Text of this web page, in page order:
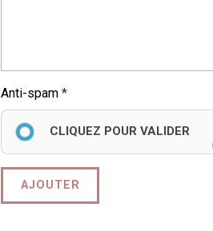
Anti-spam
CLIQUEZ POUR VALIDER
AJOUTER